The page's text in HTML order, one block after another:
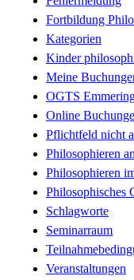
Fortbildung
Kategorien
Kinder
Meine
OGTS
Online
Pflichtfeld nicht
Philosophieren
Philosophieren
Philosophisches
Schlagworte
Seminarraum
Veranstaltungen